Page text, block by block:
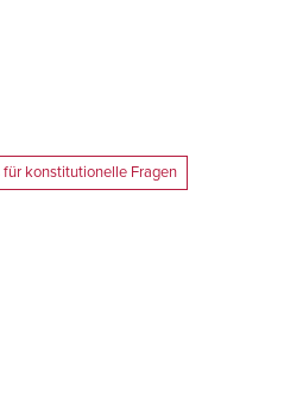
für konstitutionelle Fragen